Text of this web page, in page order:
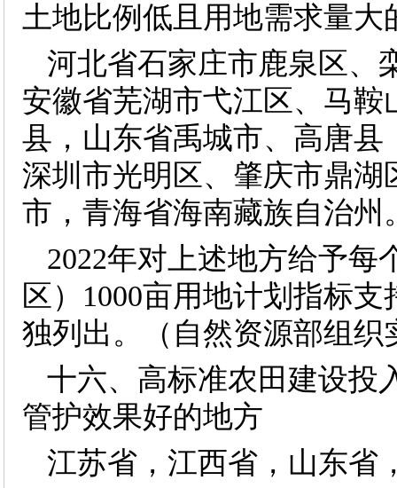
土地比例低且用地需求量大
河北省石家庄市鹿泉区、
安徽省芜湖市弋江区、马
县，山东省禹城市、高唐
深圳市光明区、肇庆市鼎
市，青海省海南藏族自治州
2022年对上述地方给予每
区）1000亩用地计划指标
独列出。（自然资源部组织
十六、高标准农田建设投
管护效果好的地方
江苏省，江西省，山东省